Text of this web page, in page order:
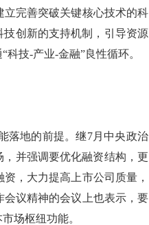
完善突破关键核心技术的科
创新的支持机制，引导资源
技-产业-金融”良性循环。
地的前提。继7月中央政治
并强调要优化融资结构，更
，大力提高上市公司质量，
议精神的会议上也表示，要
场枢纽功能。